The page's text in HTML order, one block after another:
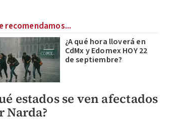
recomendamos...
¿A qué hora lloverá en
CdMx y Edomex HOY 22
de septiembre?
estados se ven afectados
Narda?